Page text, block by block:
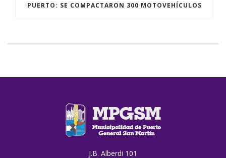
PUERTO: SE COMPACTARON 300 MOTOVEHÍCULOS
J.B. Alberdi 101